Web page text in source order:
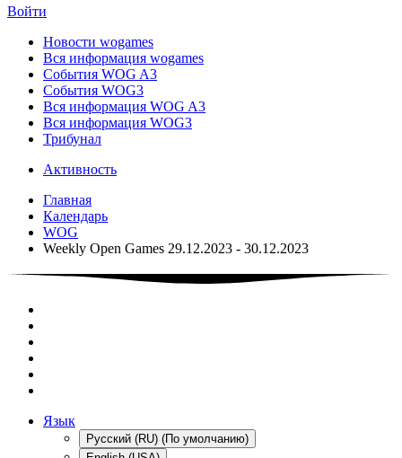
Войти
Новости wogames
Вся информация wogames
События WOG A3
События WOG3
Вся информация WOG A3
Вся информация WOG3
Трибунал
Активность
Главная
Календарь
WOG
Weekly Open Games 29.12.2023 - 30.12.2023
Язык
Русский (RU) (По умолчанию)